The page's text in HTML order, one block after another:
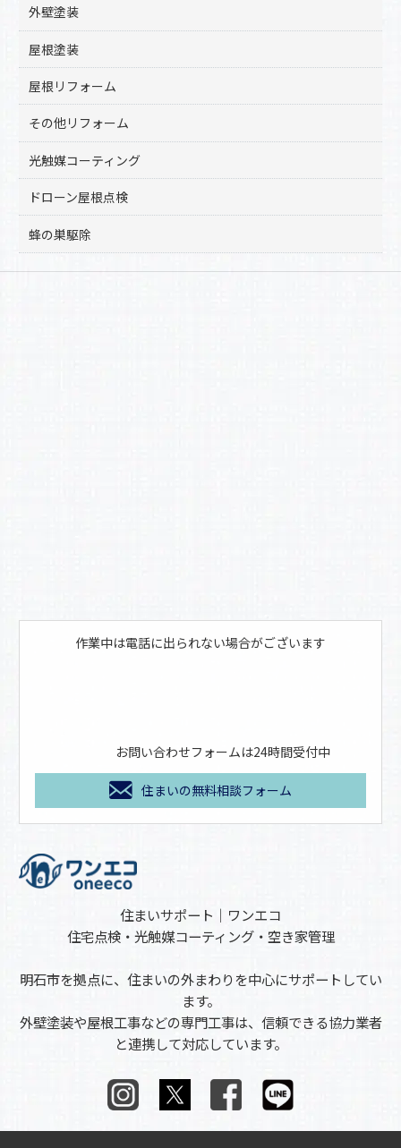
外壁塗装
屋根塗装
屋根リフォーム
その他リフォーム
光触媒コーティング
ドローン屋根点検
蜂の巣駆除
作業中は電話に出られない場合がございます
お問い合わせフォームは24時間受付中
住まいの無料相談フォーム
住まいサポート｜ワンエコ
住宅点検・光触媒コーティング・空き家管理
明石市を拠点に、住まいの外まわりを中心にサポートしてい
ます。
外壁塗装や屋根工事などの専門工事は、信頼できる協力業者
と連携して対応しています。